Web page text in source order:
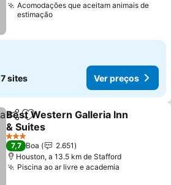
Acomodações que aceitam animais de
estimação
7 sites Ver preços
PartilharAdicionar aos favoritos
Best Western Galleria Inn
& Suites
Ver preços
3 Estrelas
7,7 Boa
2.651
Houston, a 13.5 km de Stafford
Piscina ao ar livre e academia